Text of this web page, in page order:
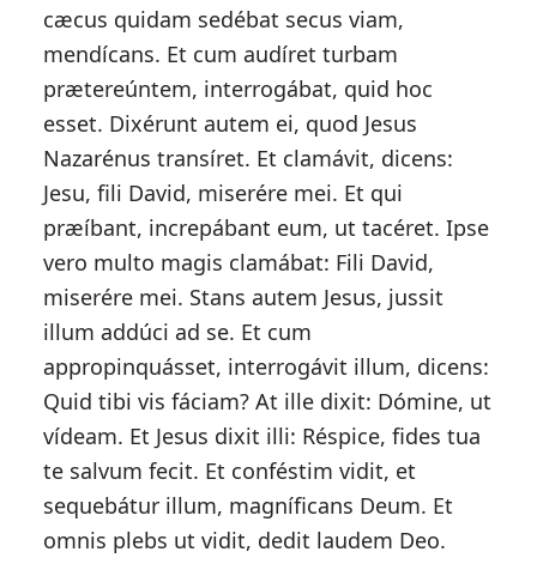
cæcus quidam sedébat secus viam,
mendícans. Et cum audíret turbam
prætereúntem, interrogábat, quid hoc
esset. Dixérunt autem ei, quod Jesus
Nazarénus transíret. Et clamávit, dicens:
Jesu, fili David, miserére mei. Et qui
præíbant, increpábant eum, ut tacéret. Ipse
vero multo magis clamábat: Fili David,
miserére mei. Stans autem Jesus, jussit
illum addúci ad se. Et cum
appropinquásset, interrogávit illum, dicens:
Quid tibi vis fáciam? At ille dixit: Dómine, ut
vídeam. Et Jesus dixit illi: Réspice, fides tua
te salvum fecit. Et conféstim vidit, et
sequebátur illum, magníficans Deum. Et
omnis plebs ut vidit, dedit laudem Deo.